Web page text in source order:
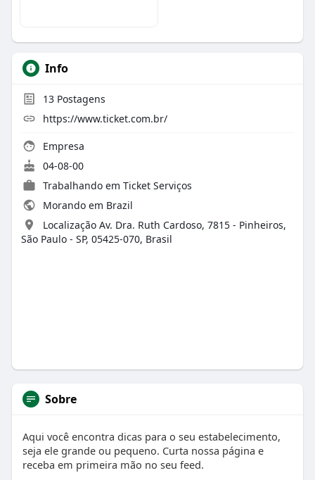
Info
13Postagens
https://www.ticket.com.br/
Empresa
04-08-00
Trabalhando em Ticket Serviços
Morando em Brazil
Localização Av. Dra. Ruth Cardoso, 7815 - Pinheiros,
São Paulo - SP, 05425-070, Brasil
Sobre
Aqui você encontra dicas para o seu estabelecimento,
seja ele grande ou pequeno. Curta nossa página e
receba em primeira mão no seu feed.